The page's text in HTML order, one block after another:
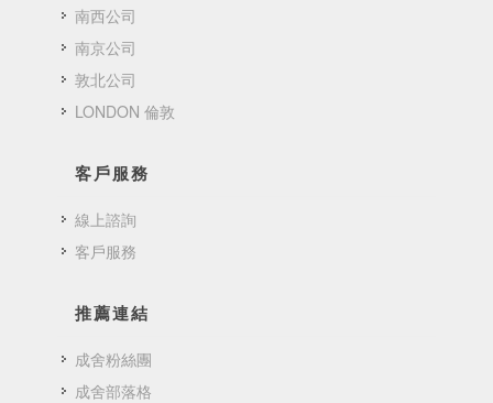
南西公司
南京公司
敦北公司
LONDON 倫敦
客戶服務
線上諮詢
客戶服務
推薦連結
成舍粉絲團
成舍部落格